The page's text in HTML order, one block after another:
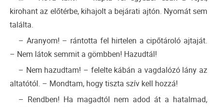
kirohant az előtérbe, kihajolt a bejárati ajtón. Nyomát sem
találta.
– Aranyom! – rántotta fel hirtelen a cipőtároló ajtaját.
– Nem látok semmit a gömbben! Hazudtál!
– Nem hazudtam! – felelte kábán a vagdalózó lány az
altatótól. – Mondtam, hogy tiszta szív kell hozzá!
– Rendben! Ha magadtól nem adod át a hatalmad,